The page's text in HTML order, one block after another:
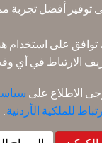
شروط وأحكام العقد
سياسة ملفات تعريف الارتباط
سياسة خرق البيانات الشخصية
سياسة الاسترداد
توفير أفضل تجربة
توافق على استخدام
الارتباط في أي
الاطلاع على
للملكية الأردنية.